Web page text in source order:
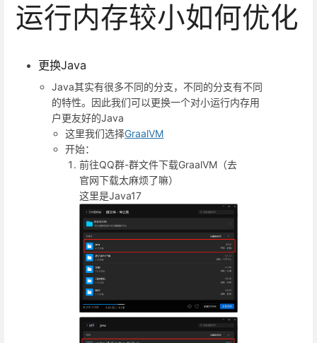
运行内存较小如何优化
更换Java
Java其实有很多不同的分支，不同的分支有不同
的特性。因此我们可以更换一个对小运行内存用
户更友好的Java
这里我们选择GraalVM
开始：
前往QQ群-群文件下载GraalVM（去
官网下载太麻烦了嘛）
这里是Java17